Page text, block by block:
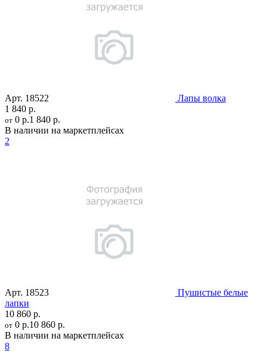
Арт. 18522
Лапы волка
1 840 р.
от 0 р.1 840 р.
В наличии на маркетплейсах
2
Арт. 18523
Пушистые белые
лапки
10 860 р.
от 0 р.10 860 р.
В наличии на маркетплейсах
8